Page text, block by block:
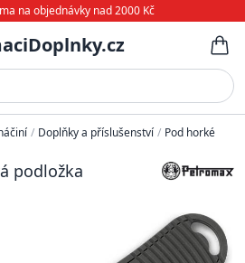
na objednávky nad 2000 Kč
/ Doplňky a příslušenství / Pod horké
podložka